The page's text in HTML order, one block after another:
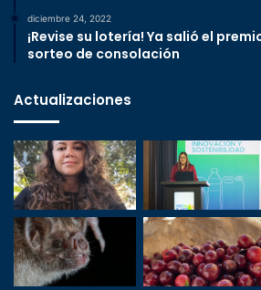
diciembre 24, 2022
¡Revise su lotería! Ya salió el
sorteo de consolación
Actualizaciones